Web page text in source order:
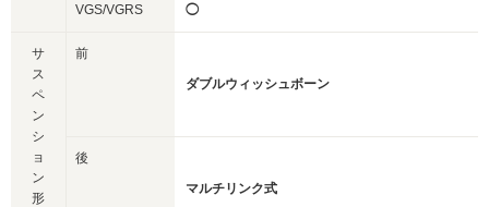
VGS/VGRS ◯
サ
ス
ペ
ン
シ
ョ
ン
形
前
ダブルウィッシュボーン
後
マルチリンク式